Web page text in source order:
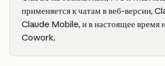
применяется к чатам в веб-версии,
Claude Mobile, и в настоящее время
Cowork.